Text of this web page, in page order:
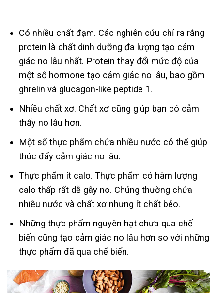
Có nhiều chất đạm. Các nghiên cứu chỉ ra rằng
protein là chất dinh dưỡng đa lượng tạo cảm
giác no lâu nhất. Protein thay đổi mức độ của
một số hormone tạo cảm giác no lâu, bao gồm
ghrelin và glucagon-like peptide 1.
Nhiều chất xơ. Chất xơ cũng giúp bạn có cảm
thấy no lâu hơn.
Một số thực phẩm chứa nhiều nước có thể giúp
thúc đẩy cảm giác no lâu.
Thực phẩm ít calo. Thực phẩm có hàm lượng
calo thấp rất dễ gây no. Chúng thường chứa
nhiều nước và chất xơ nhưng ít chất béo.
Những thực phẩm nguyên hạt chưa qua chế
biến cũng tạo cảm giác no lâu hơn so với những
thực phẩm đã qua chế biến.